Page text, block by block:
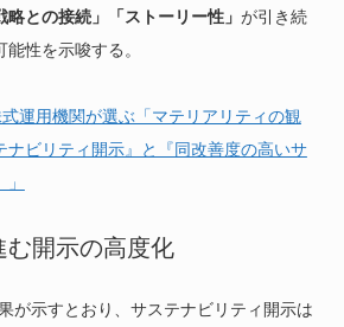
略との接続」「ストーリー性」 が引き続
性を示唆する。
運用機関が選ぶ「マテリアリティの観
ナビリティ開示』と『同改善度の高いサ
む開示の高度化
が示すとおり、サステナビリティ開示は